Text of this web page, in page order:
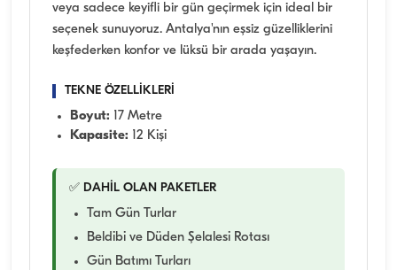
veya sadece keyifli bir gün geçirmek için ideal bir
seçenek sunuyoruz. Antalya'nın eşsiz güzelliklerini
keşfederken konfor ve lüksü bir arada yaşayın.
TEKNE ÖZELLİKLERİ
Boyut: 17 Metre
Kapasite: 12 Kişi
✅ DAHİL OLAN PAKETLER
Tam Gün Turlar
Beldibi ve Düden Şelalesi Rotası
Gün Batımı Turları